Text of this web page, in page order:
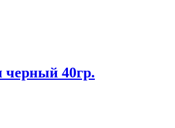
40гр.